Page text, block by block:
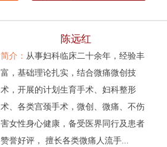
陈远红
简介： 从事妇科临床二十余年，经验丰
富，基础理论扎实，结合微痛微创技
术，开展的计划生育手术、妇科整形
术、各类宫颈手术，微创、微痛、不伤
害女性身心健康，备受医界同行及患者
赞誉好评， 擅长各类微痛人流手...